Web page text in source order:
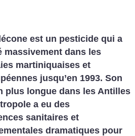
est un pesticide qui a
massivement dans les
martiniquaises et
jusqu’en 1993. Son
plus longue dans les Antilles
a eu des
sanitaires et
dramatiques pour